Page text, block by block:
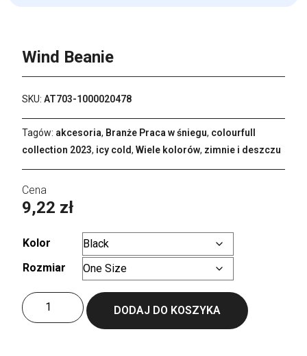
Wind Beanie
SKU: AT703-1000020478
Tagów: akcesoria, Branże Praca w śniegu, colourfull
collection 2023, icy cold, Wiele kolorów, zimnie i deszczu
9,22 zł
Kolor
Rozmiar
ilość
Wind
DODAJ DO KOSZYKA